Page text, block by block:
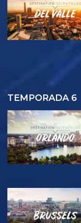
TEMPORADA 6